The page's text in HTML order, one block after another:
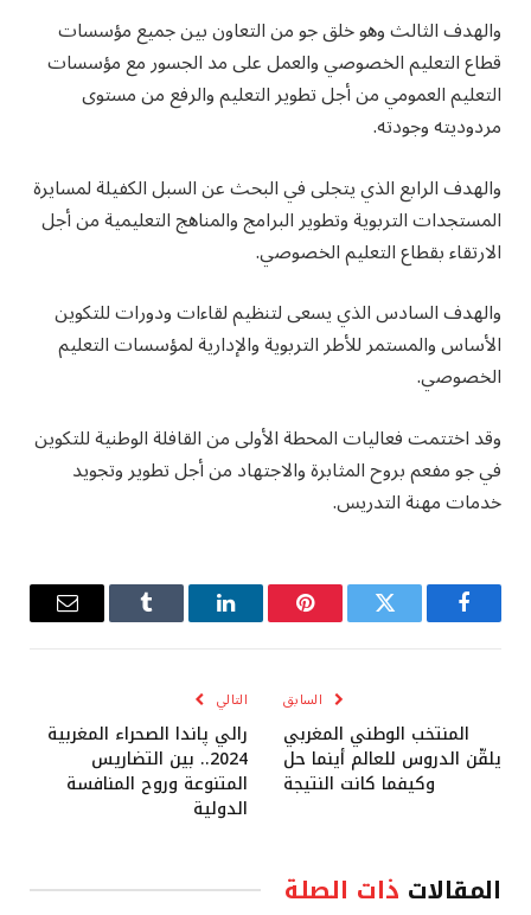
والهدف الثالث وهو خلق جو من التعاون بين جميع مؤسسات
قطاع التعليم الخصوصي والعمل على مد الجسور مع مؤسسات
التعليم العمومي من أجل تطوير التعليم والرفع من مستوى
مردوديته وجودته.
والهدف الرابع الذي يتجلى في البحث عن السبل الكفيلة لمسايرة
المستجدات التربوية وتطوير البرامج والمناهج التعليمية من أجل
الارتقاء بقطاع التعليم الخصوصي.
والهدف السادس الذي يسعى لتنظيم لقاءات ودورات للتكوين
الأساس والمستمر للأطر التربوية والإدارية لمؤسسات التعليم
الخصوصي.
وقد اختتمت فعاليات المحطة الأولى من القافلة الوطنية للتكوين
في جو مفعم بروح المثابرة والاجتهاد من أجل تطوير وتجويد
خدمات مهنة التدريس.
فيسبوك تويتر بينتيريستلينكدإن Tumblr
البريد
السابق
المنتخب الوطني المغربي
يلقّن الدروس للعالم أينما حل
وكيفما كانت النتيجة
التالي
رالي پاندا الصحراء المغربية
2024.. بين التضاريس
المتنوعة وروح المنافسة
الدولية
المقالات ذات الصلة